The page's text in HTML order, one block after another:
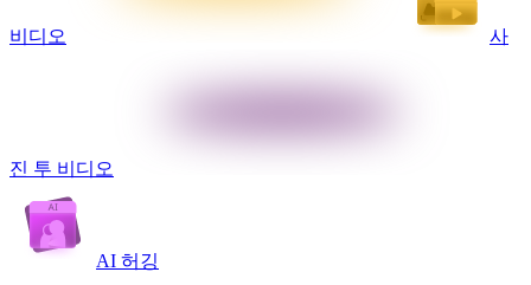
비디오 사
진 투 비디오
AI 허깅